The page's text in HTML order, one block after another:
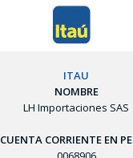
ITAU
NOMBRE
LH Importaciones SAS
CUENTA CORRIENTE EN